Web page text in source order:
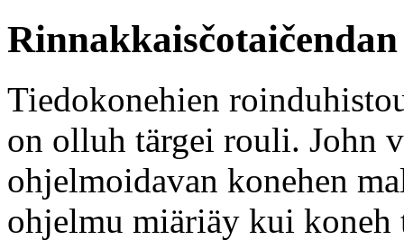
Tiedokonehien
on olluh tärgei rouli. John
ohjelmoidavan konehen
ohjelmu miäriäy kui